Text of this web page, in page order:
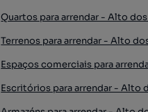
Quartos para arrendar - Alto
Terrenos para arrendar - Alto
Espaços comerciais para
Escritórios para arrendar - Alto